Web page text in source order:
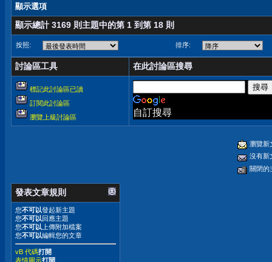
顯示選項
顯示總計 3169 則主題中的第 1 到第 18 則
按照: 排序:
討論區工具 在此討論區搜尋
標記此討論區已讀
訂閱此討論區
瀏覽上級討論區
自訂搜尋
瀏覽新
沒有新
關閉的
發表文章規則
您不可以發起新主題
您不可以回應主題
您不可以 上傳附加檔案
您不可以編輯您的文章
vB 代碼打開
表情圖示打開